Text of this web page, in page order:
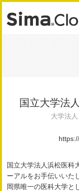
国立大学法
大学法
国立大学法人浜松医科
ーアルをお手伝いいた
岡県唯一の医科大学と